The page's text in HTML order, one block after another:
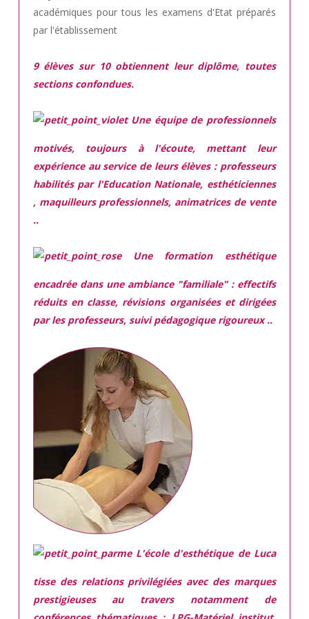
académiques pour tous les examens d'Etat préparés
par l'établissement
9 élèves sur 10 obtiennent leur diplôme, toutes
sections confondues.
Une équipe de professionnels
motivés,toujours à l'écoute, mettant leur
expérience au service de leurs élèves : professeurs
habilités par l'Education Nationale, esthéticiennes
, maquilleurs professionnels, animatrices de vente
..
Une formation esthétique
encadrée dans une ambiance "familiale" : effectifs
réduits en classe, révisions organisées et dirigées
par les professeurs, suivi pédagogique rigoureux ..
L'école d'esthétique de Luca
tisse des relations privilégiées avec des marques
prestigieuses au travers notamment de